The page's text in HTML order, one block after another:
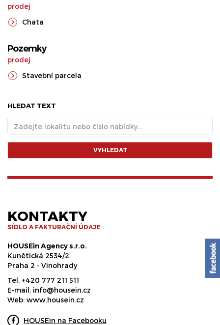
prodej
Chata
Pozemky
prodej
Stavební parcela
HLEDAT TEXT
VYHLEDAT
KONTAKTY
SÍDLO A FAKTURAČNÍ ÚDAJE
HOUSEin Agency s.r.o.
Kunětická 2534/2
Praha 2 - Vinohrady
Tel: +420 777 211 511
E-mail: info@housein.cz
Web: www.housein.cz
HOUSEin na Facebooku